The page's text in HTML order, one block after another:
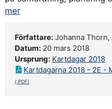
mer
Författare: Johanna Thorn,
Datum: 20 mars 2018
Ursprung: Kartdagar 2018
Kartdagarna 2018 - 2E -